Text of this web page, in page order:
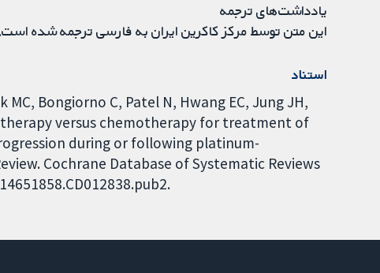
یادداشت‌های ترجمه
این متن توسط مرکز کاکرین ایران به فارسی ترجمه شده است.
استناد
MC, Bongiorno C, Patel N, Hwang EC, Jung JH,
versus chemotherapy for treatment of
during or following platinum-
Cochrane Database of Systematic Reviews